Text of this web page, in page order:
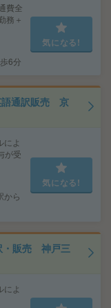
費全
務＋
6分
気になる!
語通訳販売 京
よ
が受
から
気になる!
・販売 神戸三
よ